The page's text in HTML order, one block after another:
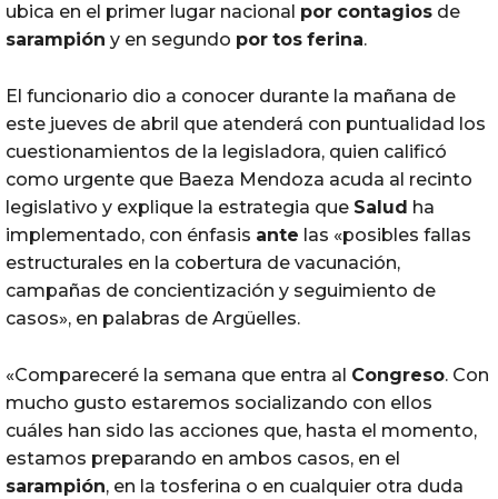
ubica en el primer lugar nacional por contagios de
sarampión y en segundo por tos ferina.
El funcionario dio a conocer durante la mañana de
este jueves de abril que atenderá con puntualidad los
cuestionamientos de la legisladora, quien calificó
como urgente que Baeza Mendoza acuda al recinto
legislativo y explique la estrategia que Salud ha
implementado, con énfasis ante las «posibles fallas
estructurales en la cobertura de vacunación,
campañas de concientización y seguimiento de
casos», en palabras de Argüelles.
«Compareceré la semana que entra al Congreso. Con
mucho gusto estaremos socializando con ellos
cuáles han sido las acciones que, hasta el momento,
estamos preparando en ambos casos, en el
sarampión, en la tosferina o en cualquier otra duda